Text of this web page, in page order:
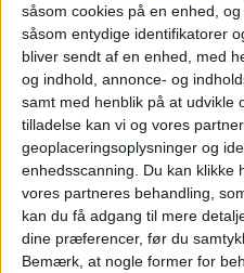
såsom cookies på en enhed,
såsom entydige identifikatorer
bliver sendt af en enhed, med
og indhold, annonce- og
samt med henblik på at udvikle
tilladelse kan vi og vores
geoplaceringsoplysninger og
enhedsscanning. Du kan klikke
vores partneres behandling,
kan du få adgang til mere
dine præferencer, før du
Bemærk, at nogle former for
Top-20-listen. I
2022:1. Malaga (2) 2.
(5) 4. London (1) 5.
Barcelona (10) 8. Gran
10. Alicante (14) 11.
13. Milano (8) 14.
(20) 16. Berlin 17.